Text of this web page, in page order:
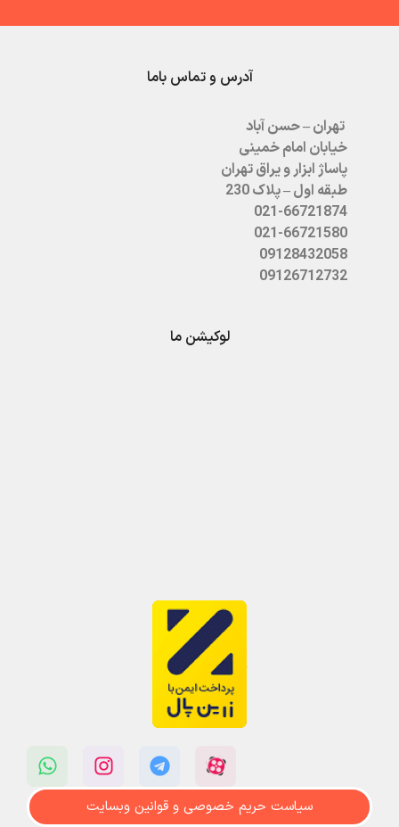
آدرس و تماس باما
تهران – حسن آباد
خیابان امام خمینی
پاساژ ابزار و یراق تهران
طبقه اول – پلاک 230
021-66721874
021-66721580
09128432058
09126712732
لوکیشن ما
سیاست حریم خصوصی و قوانین وبسایت